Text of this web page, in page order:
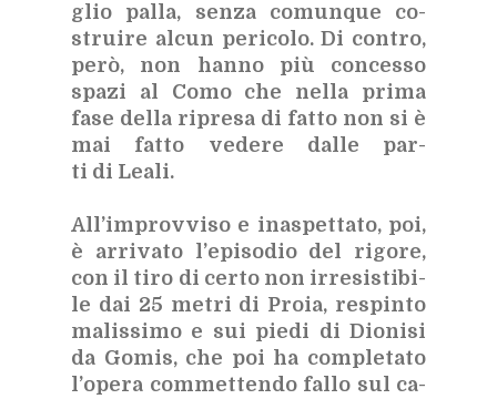
glio pal­la, sen­za co­mun­que co­
strui­re al­cun pe­ri­co­lo. Di con­tro,
però, non han­no più con­ces­so
spa­zi al Como che nel­la pri­ma
fase del­la ri­pre­sa di fat­to non si è
mai fat­to ve­de­re dal­le par­
ti di Lea­li.
Al­l’im­prov­vi­so e ina­spet­ta­to, poi,
è ar­ri­va­to l’e­pi­so­dio del ri­go­re,
con il tiro di cer­to non ir­re­si­sti­bi­
le dai 25 me­tri di Pro­ia, re­spin­to
ma­lis­si­mo e sui pie­di di Dio­ni­si
da Go­mis, che poi ha com­ple­ta­to
l’o­pe­ra com­met­ten­do fal­lo sul ca­